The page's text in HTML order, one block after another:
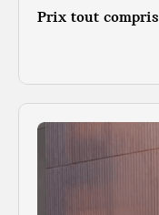
Prix tout compris